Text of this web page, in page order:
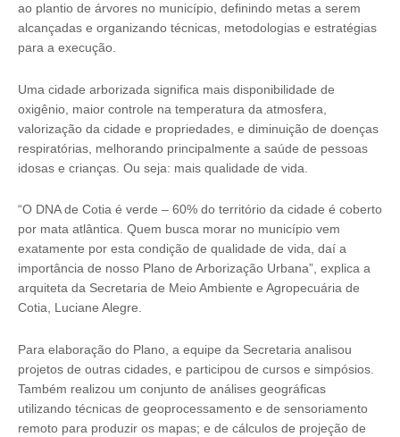
ao plantio de árvores no município, definindo metas a serem
alcançadas e organizando técnicas, metodologias e estratégias
para a execução.
Uma cidade arborizada significa mais disponibilidade de
oxigênio, maior controle na temperatura da atmosfera,
valorização da cidade e propriedades, e diminuição de doenças
respiratórias, melhorando principalmente a saúde de pessoas
idosas e crianças. Ou seja: mais qualidade de vida.
“O DNA de Cotia é verde – 60% do território da cidade é coberto
por mata atlântica. Quem busca morar no município vem
exatamente por esta condição de qualidade de vida, daí a
importância de nosso Plano de Arborização Urbana”, explica a
arquiteta da Secretaria de Meio Ambiente e Agropecuária de
Cotia, Luciane Alegre.
Para elaboração do Plano, a equipe da Secretaria analisou
projetos de outras cidades, e participou de cursos e simpósios.
Também realizou um conjunto de análises geográficas
utilizando técnicas de geoprocessamento e de sensoriamento
remoto para produzir os mapas; e de cálculos de projeção de